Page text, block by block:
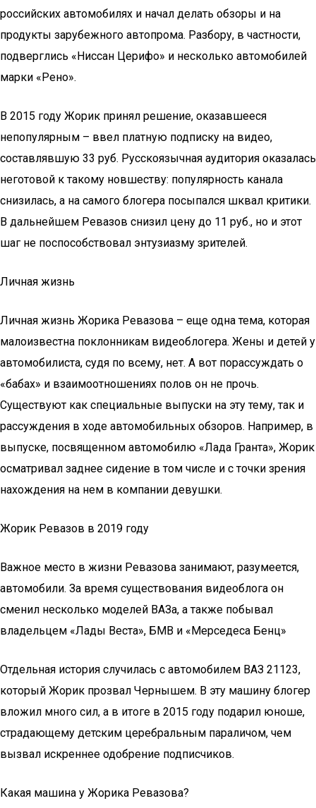
российских автомобилях и начал делать обзоры и на
продукты зарубежного автопрома. Разбору, в частности,
подверглись «Ниссан Церифо» и несколько автомобилей
марки «Рено».
В 2015 году Жорик принял решение, оказавшееся
непопулярным – ввел платную подписку на видео,
составлявшую 33 руб. Русскоязычная аудитория оказалась
неготовой к такому новшеству: популярность канала
снизилась, а на самого блогера посыпался шквал критики.
В дальнейшем Ревазов снизил цену до 11 руб., но и этот
шаг не поспособствовал энтузиазму зрителей.
Личная жизнь
Личная жизнь Жорика Ревазова – еще одна тема, которая
малоизвестна поклонникам видеоблогера. Жены и детей у
автомобилиста, судя по всему, нет. А вот порассуждать о
«бабах» и взаимоотношениях полов он не прочь.
Существуют как специальные выпуски на эту тему, так и
рассуждения в ходе автомобильных обзоров. Например, в
выпуске, посвященном автомобилю «Лада Гранта», Жорик
осматривал заднее сидение в том числе и с точки зрения
нахождения на нем в компании девушки.
Жорик Ревазов в 2019 году
Важное место в жизни Ревазова занимают, разумеется,
автомобили. За время существования видеоблога он
сменил несколько моделей ВАЗа, а также побывал
владельцем «Лады Веста», БМВ и «Мерседеса Бенц»
Отдельная история случилась с автомобилем ВАЗ 21123,
который Жорик прозвал Чернышем. В эту машину блогер
вложил много сил, а в итоге в 2015 году подарил юноше,
страдающему детским церебральным параличом, чем
вызвал искреннее одобрение подписчиков.
Какая машина у Жорика Ревазова?